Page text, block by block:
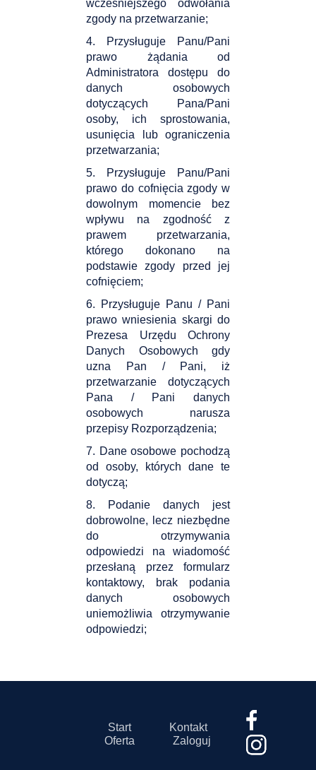
wcześniejszego odwołania
zgody na przetwarzanie;
4. Przysługuje Panu/Pani
prawo żądania od
Administratora dostępu do
danych osobowych
dotyczących Pana/Pani
osoby, ich sprostowania,
usunięcia lub ograniczenia
przetwarzania;
5. Przysługuje Panu/Pani
prawo do cofnięcia zgody w
dowolnym momencie bez
wpływu na zgodność z
prawem przetwarzania,
którego dokonano na
podstawie zgody przed jej
cofnięciem;
6. Przysługuje Panu / Pani
prawo wniesienia skargi do
Prezesa Urzędu Ochrony
Danych Osobowych gdy
uzna Pan / Pani, iż
przetwarzanie dotyczących
Pana / Pani danych
osobowych narusza
przepisy Rozporządzenia;
7. Dane osobowe pochodzą
od osoby, których dane te
dotyczą;
8. Podanie danych jest
dobrowolne, lecz niezbędne
do otrzymywania
odpowiedzi na wiadomość
przesłaną przez formularz
kontaktowy, brak podania
danych osobowych
uniemożliwia otrzymywanie
odpowiedzi;
Start
Kontakt
Oferta
Zaloguj